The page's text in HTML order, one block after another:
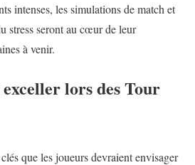
intenses, les simulations de match et
stress seront au cœur de leur
à venir.
lors des Tour
que les joueurs devraient envisager